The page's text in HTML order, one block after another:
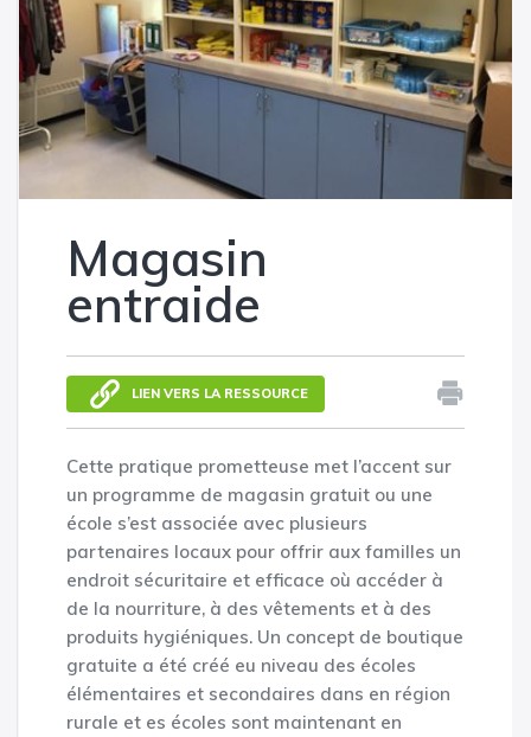
Magasin
entraide
LIEN VERS LA RESSOURCE
Cette pratique prometteuse met l’accent sur
un programme de magasin gratuit ou une
école s’est associée avec plusieurs
partenaires locaux pour offrir aux familles un
endroit sécuritaire et efficace où accéder à
de la nourriture, à des vêtements et à des
produits hygiéniques. Un concept de boutique
gratuite a été créé eu niveau des écoles
élémentaires et secondaires dans en région
rurale et es écoles sont maintenant en